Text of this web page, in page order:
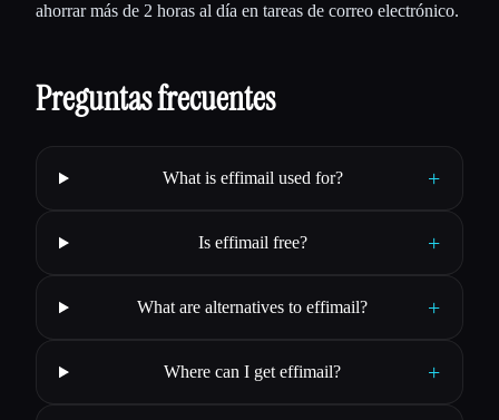
ahorrar más de 2 horas al día en tareas de correo electrónico.
Preguntas frecuentes
What is effimail used for? +
Is effimail free? +
What are alternatives to effimail? +
Where can I get effimail? +